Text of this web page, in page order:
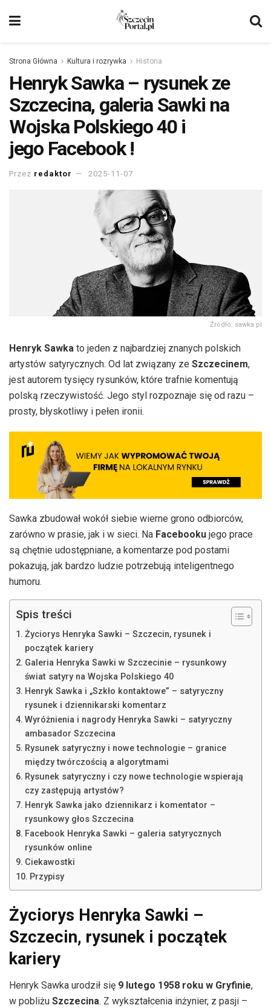
Strona Główna Kultura i rozrywka Historia
Henryk Sawka – rysunek ze
Szczecina, galeria Sawki na
Wojska Polskiego 40 i
jego Facebook !
Przez redaktor 2025-11-07
Źródło: sawka.pl
Henryk Sawka to jeden z najbardziej znanych polskich
artystów satyrycznych. Od lat związany ze Szczecinem,
jest autorem tysięcy rysunków, które trafnie komentują
polską rzeczywistość. Jego styl rozpoznaje się od razu –
prosty, błyskotliwy i pełen ironii.
Sawka zbudował wokół siebie wierne grono odbiorców,
zarówno w prasie, jak i w sieci. Na Facebooku jego prace
są chętnie udostępniane, a komentarze pod postami
pokazują, jak bardzo ludzie potrzebują inteligentnego
humoru.
Spis treści
Życiorys Henryka Sawki – Szczecin, rysunek i
początek kariery
Galeria Henryka Sawki w Szczecinie – rysunkowy
świat satyry na Wojska Polskiego 40
Henryk Sawka i „Szkło kontaktowe” – satyryczny
rysunek i dziennikarski komentarz
Wyróżnienia i nagrody Henryka Sawki – satyryczny
ambasador Szczecina
Rysunek satyryczny i nowe technologie – granice
między twórczością a algorytmami
Rysunek satyryczny i czy nowe technologie wspierają
czy zastępują artystów?
Henryk Sawka jako dziennikarz i komentator –
rysunkowy głos Szczecina
Facebook Henryka Sawki – galeria satyrycznych
rysunków online
Ciekawostki
Przypisy
Życiorys Henryka Sawki –
Szczecin, rysunek i początek
kariery
Henryk Sawka urodził się 9 lutego 1958 roku w Gryfinie,
w pobliżu Szczecina. Z wykształcenia inżynier, z pasji –